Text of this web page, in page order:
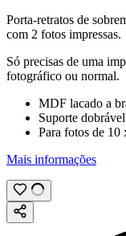
Porta-retratos de
com 2 fotos impressas.
Só precisas de uma
fotográfico ou normal.
MDF lacado a
Suporte
Para fotos de 10
Mais informações